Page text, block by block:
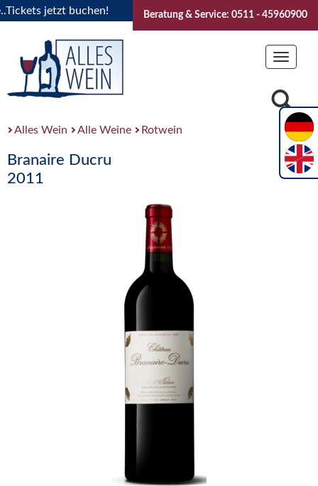
jetzt buchen! "Das Sommerfest 2026" Vive la
Beratung & Service: 0511 - 45960900
Toggle
Alles Wein Alle Weine Rotwein
Branaire Ducru
2011